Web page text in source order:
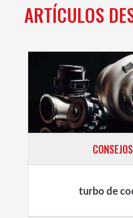
ARTÍCULOS
CONSEJOS
turbo de